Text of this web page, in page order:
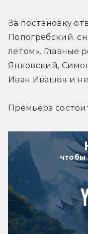
За постановку
Попогребский,
летом». Главные
Янковский,
Иван Ивашов и не
Премьера
чтобы